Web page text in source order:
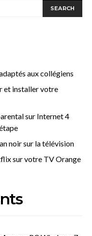
SEARCH
aux collégiens
et installer votre
sur Internet 4
noir sur la télévision
sur votre TV Orange